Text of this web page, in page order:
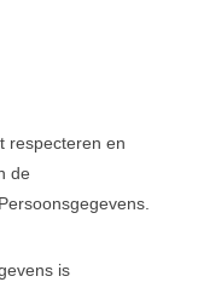
respecteren en
de
is